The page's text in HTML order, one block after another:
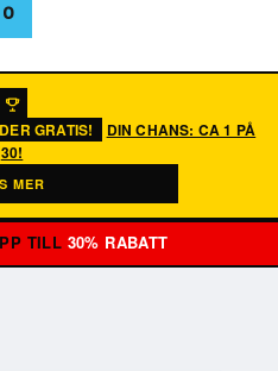
0
GRATIS!
DIN CHANS: CA 1 PÅ
30!
MER
TILL 30% RABATT